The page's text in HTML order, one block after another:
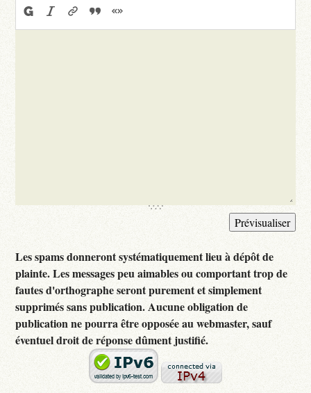
Les spams donneront systématiquement lieu à dépôt de
plainte. Les messages peu aimables ou comportant trop de
fautes d'orthographe seront purement et simplement
supprimés sans publication. Aucune obligation de
publication ne pourra être opposée au webmaster, sauf
éventuel droit de réponse dûment justifié.